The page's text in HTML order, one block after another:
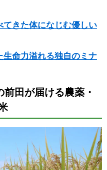
きた体になじむ優しい
生命力溢れる独自のミナ
田が届ける農薬・